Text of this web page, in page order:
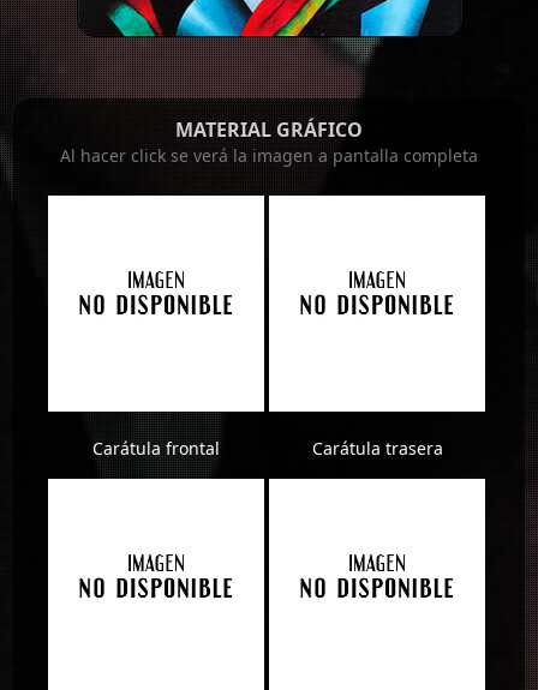
MATERIAL GRÁFICO
Al hacer click se verá la imagen a pantalla completa
Carátula frontal Carátula trasera